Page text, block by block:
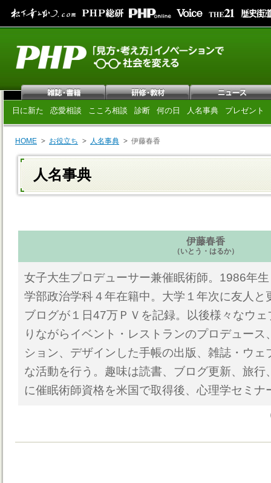
日に新た 恋愛相談 こころ相談 診断 何の日 人名事典 プレゼント
HOME お役立ち 人名事典 伊藤春香
人名事典
伊藤春香
（いとう・はるか）
女子大生プロデューサー兼催眠術師。1986年
学部政治学科４年在籍中。大学１年次に友人と
ブログが１日47万ＰＶを記録。以後様々なウ
りながらイベント・レストランのプロデュー
ション、デザインした手帳の出版、雑誌・ウェ
な活動を行う。趣味は読書、ブログ更新、旅
に催眠術師資格を米国で取得後、心理学セミナ